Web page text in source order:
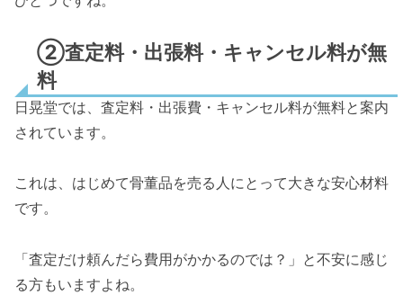
②査定料・出張料・キャンセル料が無
料
日晃堂では、査定料・出張費・キャンセル料が無料と案内
されています。
これは、はじめて骨董品を売る人にとって大きな安心材料
です。
「査定だけ頼んだら費用がかかるのでは？」と不安に感じ
る方もいますよね。